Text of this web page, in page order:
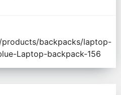
backpacks/laptop-
Laptop-backpack-156